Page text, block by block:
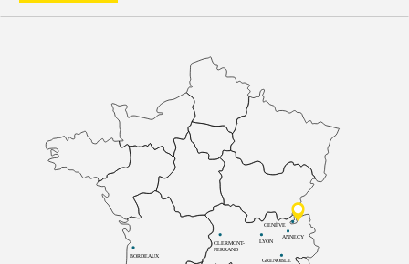
BORDEAUX
CLERMONT-
FERRAND
LYON
ANNECY
GRENOBLE
GENÈVE